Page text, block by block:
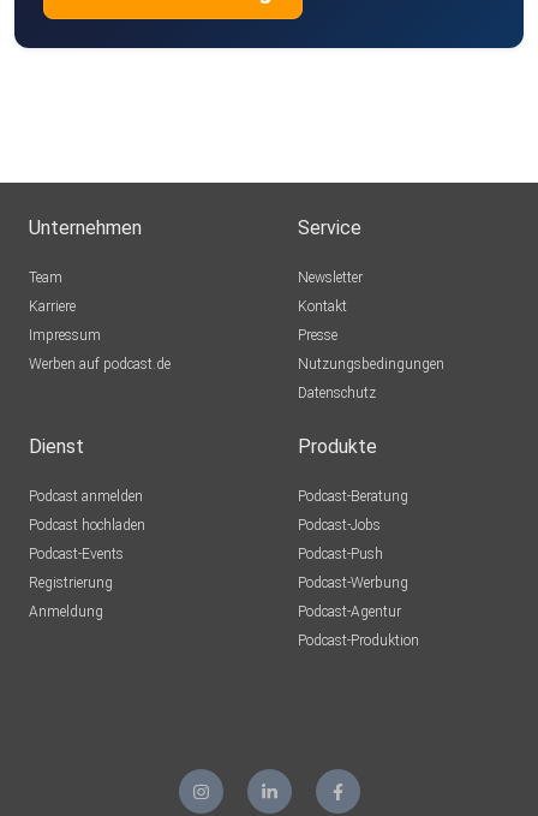
Unternehmen
Team
Karriere
Impressum
Werben auf podcast.de
Service
Newsletter
Kontakt
Presse
Nutzungsbedingungen
Datenschutz
Dienst
Podcast anmelden
Podcast hochladen
Podcast-Events
Registrierung
Anmeldung
Produkte
Podcast-Beratung
Podcast-Jobs
Podcast-Push
Podcast-Werbung
Podcast-Agentur
Podcast-Produktion